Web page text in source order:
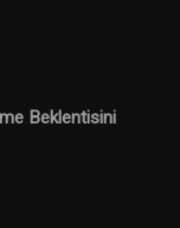
Beklentisini